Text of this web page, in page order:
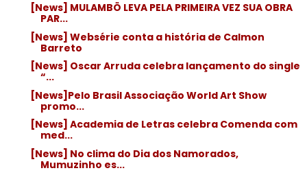
[News] MULAMBÖ LEVA PELA PRIMEIRA VEZ SUA OBRA
PAR...
[News] Websérie conta a história de Calmon
Barreto
[News] Oscar Arruda celebra lançamento do single
“...
[News]Pelo Brasil Associação World Art Show
promo...
[News] Academia de Letras celebra Comenda com
med...
[News] No clima do Dia dos Namorados,
Mumuzinho es...